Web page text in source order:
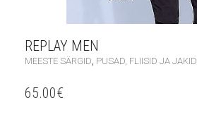
REPLAY MEN
MEESTE SÄRGID PUSAD, FLIISID JA JAKID
65.00€